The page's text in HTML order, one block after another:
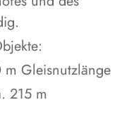
Gleisnutzlänge
215 m